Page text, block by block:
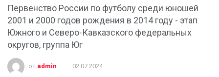
Первенство России по футболу среди юношей
2001 и 2000 годов рождения в 2014 году - этап
Южного и Северо-Кавказского федеральных
округов, группа Юг
от admin 02.07.2024